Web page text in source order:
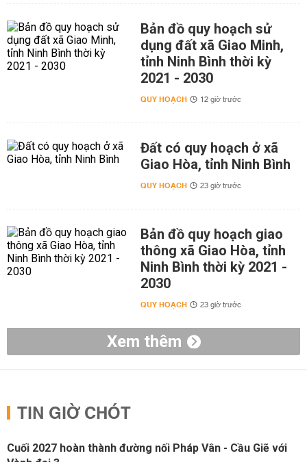
Bản đồ quy hoạch sử
dụng đất xã Giao Minh,
tỉnh Ninh Bình thời kỳ
2021 - 2030
QUY HOẠCH 12 giờ trước
Đất có quy hoạch ở xã
Giao Hòa, tỉnh Ninh Bình
QUY HOẠCH 23 giờ trước
Bản đồ quy hoạch giao
thông xã Giao Hòa, tỉnh
Ninh Bình thời kỳ 2021 -
2030
QUY HOẠCH 23 giờ trước
Xem thêm
TIN GIỜ CHÓT
Cuối 2027 hoàn thành đường nối Pháp Vân - Cầu Giẽ với